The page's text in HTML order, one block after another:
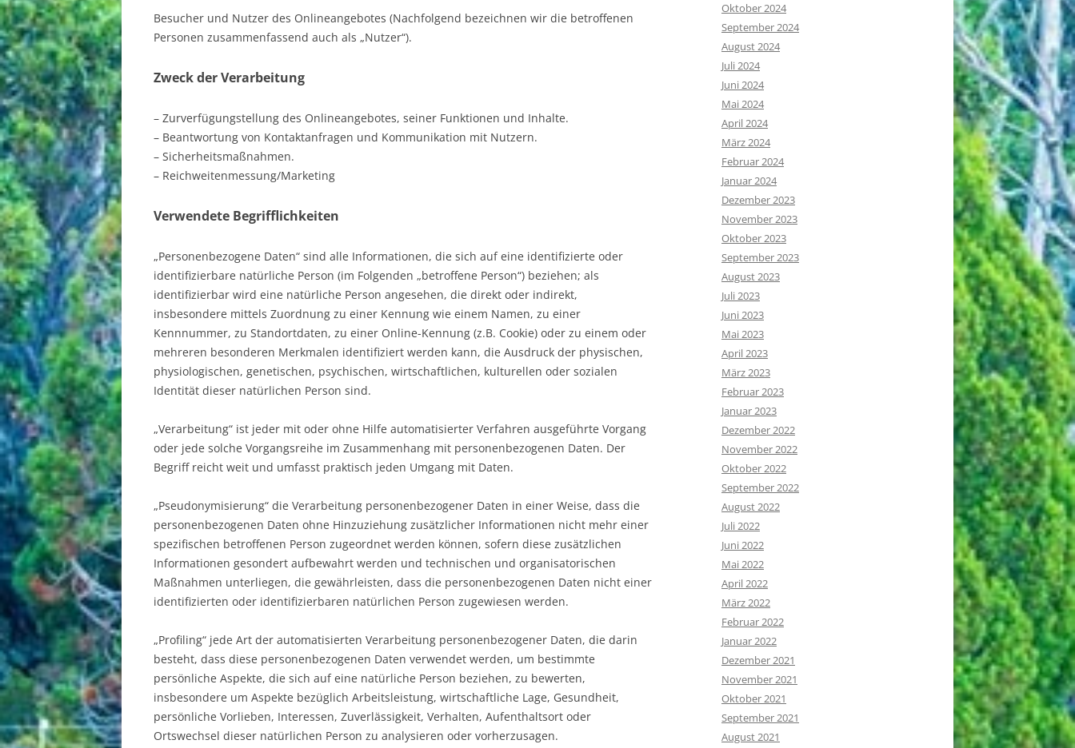
Besucher und Nutzer des Onlineangebotes (Nachfolgend bezeichnen wir die betroffenen
Personen zusammenfassend auch als „Nutzer“).
Zweck der Verarbeitung
– Zurverfügungstellung des Onlineangebotes, seiner Funktionen und Inhalte.
– Beantwortung von Kontaktanfragen und Kommunikation mit Nutzern.
– Sicherheitsmaßnahmen.
– Reichweitenmessung/Marketing
Verwendete Begrifflichkeiten
„Personenbezogene Daten“ sind alle Informationen, die sich auf eine identifizierte oder
identifizierbare natürliche Person (im Folgenden „betroffene Person“) beziehen; als
identifizierbar wird eine natürliche Person angesehen, die direkt oder indirekt,
insbesondere mittels Zuordnung zu einer Kennung wie einem Namen, zu einer
Kennnummer, zu Standortdaten, zu einer Online-Kennung (z.B. Cookie) oder zu einem oder
mehreren besonderen Merkmalen identifiziert werden kann, die Ausdruck der physischen,
physiologischen, genetischen, psychischen, wirtschaftlichen, kulturellen oder sozialen
Identität dieser natürlichen Person sind.
„Verarbeitung“ ist jeder mit oder ohne Hilfe automatisierter Verfahren ausgeführte Vorgang
oder jede solche Vorgangsreihe im Zusammenhang mit personenbezogenen Daten. Der
Begriff reicht weit und umfasst praktisch jeden Umgang mit Daten.
„Pseudonymisierung“ die Verarbeitung personenbezogener Daten in einer Weise, dass die
personenbezogenen Daten ohne Hinzuziehung zusätzlicher Informationen nicht mehr einer
spezifischen betroffenen Person zugeordnet werden können, sofern diese zusätzlichen
Informationen gesondert aufbewahrt werden und technischen und organisatorischen
Maßnahmen unterliegen, die gewährleisten, dass die personenbezogenen Daten nicht einer
identifizierten oder identifizierbaren natürlichen Person zugewiesen werden.
„Profiling“ jede Art der automatisierten Verarbeitung personenbezogener Daten, die darin
besteht, dass diese personenbezogenen Daten verwendet werden, um bestimmte
persönliche Aspekte, die sich auf eine natürliche Person beziehen, zu bewerten,
insbesondere um Aspekte bezüglich Arbeitsleistung, wirtschaftliche Lage, Gesundheit,
persönliche Vorlieben, Interessen, Zuverlässigkeit, Verhalten, Aufenthaltsort oder
Ortswechsel dieser natürlichen Person zu analysieren oder vorherzusagen.
Oktober 2024
September 2024
August 2024
Juli 2024
Juni 2024
Mai 2024
April 2024
März 2024
Februar 2024
Januar 2024
Dezember 2023
November 2023
Oktober 2023
September 2023
August 2023
Juli 2023
Juni 2023
Mai 2023
April 2023
März 2023
Februar 2023
Januar 2023
Dezember 2022
November 2022
Oktober 2022
September 2022
August 2022
Juli 2022
Juni 2022
Mai 2022
April 2022
März 2022
Februar 2022
Januar 2022
Dezember 2021
November 2021
Oktober 2021
September 2021
August 2021